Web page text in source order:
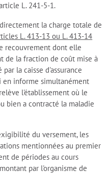
L. 241-5-1.
la charge totale de
L. 413-13 ou L. 413-14
recouvrement dont elle
de la fraction de coût mise à
la caisse d'assurance
en informe simultanément
l'établissement où le
bien a contracté la maladie
du versement, les
mentionnées au premier
de périodes au cours
par l'organisme de